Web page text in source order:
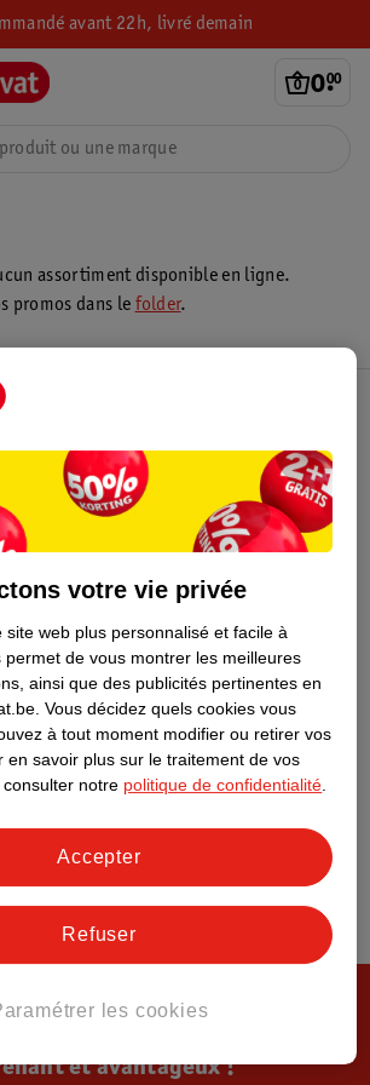
avant 22h, livré demain
0.
00
assortiment disponible en ligne.
promos dans le folder.
et avantageux !
votre vie privée
site web plus personnalisé et facile à
permet de vous montrer les meilleures
ainsi que des publicités pertinentes en
Vous décidez quels cookies vous
à tout moment modifier ou retirer vos
en savoir plus sur le traitement de vos
notre politique de confidentialité
les cookies
Refuser
Accepter